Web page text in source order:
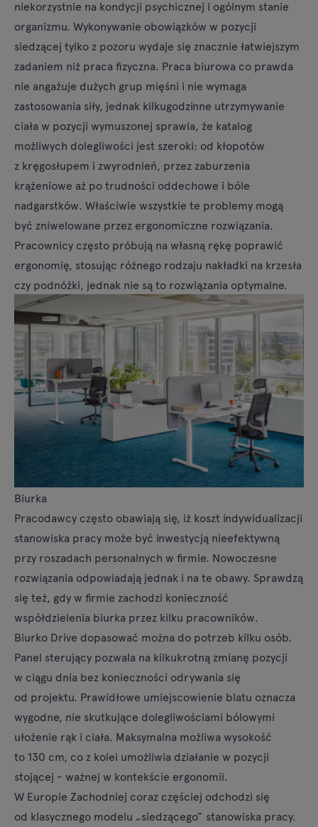
niekorzystnie na kondycji psychicznej i ogólnym stanie
organizmu. Wykonywanie obowiązków w pozycji
siedzącej tylko z pozoru wydaje się znacznie łatwiejszym
zadaniem niż praca fizyczna. Praca biurowa co prawda
nie angażuje dużych grup mięśni i nie wymaga
zastosowania siły, jednak kilkugodzinne utrzymywanie
ciała w pozycji wymuszonej sprawia, że katalog
możliwych dolegliwości jest szeroki: od kłopotów
z kręgosłupem i zwyrodnień, przez zaburzenia
krążeniowe aż po trudności oddechowe i bóle
nadgarstków. Właściwie wszystkie te problemy mogą
być zniwelowane przez ergonomiczne rozwiązania.
Pracownicy często próbują na własną rękę poprawić
ergonomię, stosując różnego rodzaju nakładki na krzesła
czy podnóżki, jednak nie są to rozwiązania optymalne.
Biurka
Pracodawcy często obawiają się, iż koszt indywidualizacji
stanowiska pracy może być inwestycją nieefektywną
przy roszadach personalnych w firmie. Nowoczesne
rozwiązania odpowiadają jednak i na te obawy. Sprawdzą
się też, gdy w firmie zachodzi konieczność
współdzielenia biurka przez kilku pracowników.
Biurko Drive dopasować można do potrzeb kilku osób.
Panel sterujący pozwala na kilkukrotną zmianę pozycji
w ciągu dnia bez konieczności odrywania się
od projektu. Prawidłowe umiejscowienie blatu oznacza
wygodne, nie skutkujące dolegliwościami bólowymi
ułożenie rąk i ciała. Maksymalna możliwa wysokość
to 130 cm, co z kolei umożliwia działanie w pozycji
stojącej - ważnej w kontekście ergonomii.
W Europie Zachodniej coraz częściej odchodzi się
od klasycznego modelu „siedzącego” stanowiska pracy.